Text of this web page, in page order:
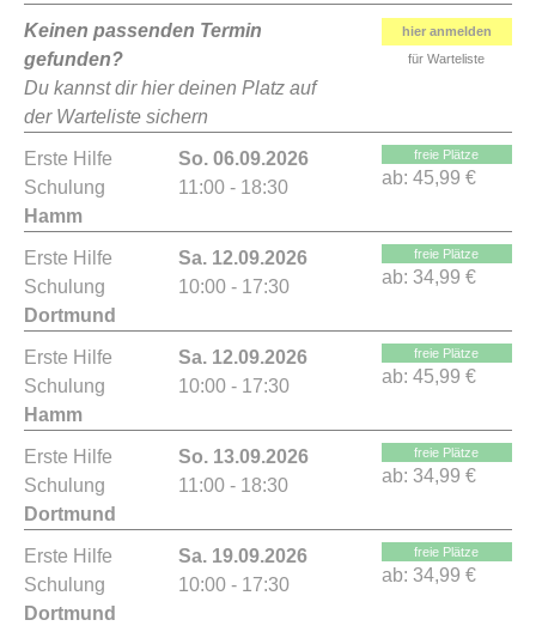
Keinen passenden Termin
gefunden?
Du kannst dir hier deinen Platz auf
der Warteliste sichern
hier anmelden
für Warteliste
Erste Hilfe
Schulung
Hamm
So. 06.09.2026
11:00 - 18:30
freie Plätze
ab: 45,99 €
Erste Hilfe
Schulung
Dortmund
Sa. 12.09.2026
10:00 - 17:30
freie Plätze
ab: 34,99 €
Erste Hilfe
Schulung
Hamm
Sa. 12.09.2026
10:00 - 17:30
freie Plätze
ab: 45,99 €
Erste Hilfe
Schulung
Dortmund
So. 13.09.2026
11:00 - 18:30
freie Plätze
ab: 34,99 €
Erste Hilfe
Schulung
Dortmund
Sa. 19.09.2026
10:00 - 17:30
freie Plätze
ab: 34,99 €